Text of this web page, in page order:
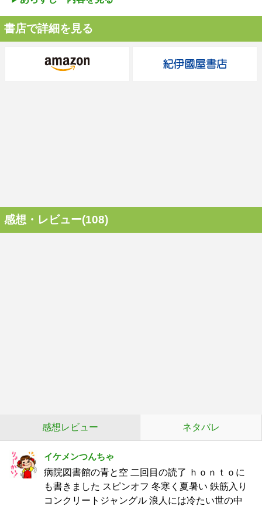
書店で詳細を見る
感想・レビュー(108)
感想レビュー ネタバレ
イケメンつんちゃ
病院図書館の青と空 二回目の読了 ｈｏｎｔｏに
も書きました スピンオフ 冬寒く夏暑い 鉄筋入り
コンクリートジャングル 浪人には冷たい世の中